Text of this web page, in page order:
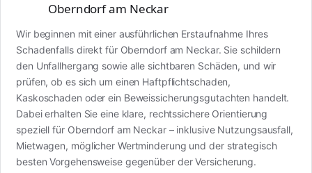
Oberndorf am Neckar
Wir beginnen mit einer ausführlichen Erstaufnahme Ihres
Schadenfalls direkt für Oberndorf am Neckar. Sie schildern
den Unfallhergang sowie alle sichtbaren Schäden, und wir
prüfen, ob es sich um einen Haftpflichtschaden,
Kaskoschaden oder ein Beweissicherungsgutachten handelt.
Dabei erhalten Sie eine klare, rechtssichere Orientierung
speziell für Oberndorf am Neckar – inklusive Nutzungsausfall,
Mietwagen, möglicher Wertminderung und der strategisch
besten Vorgehensweise gegenüber der Versicherung.